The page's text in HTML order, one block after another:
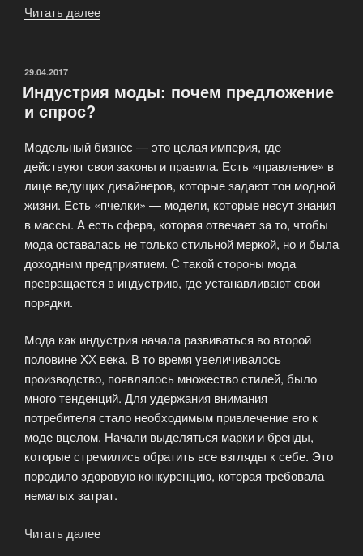
Читать далее
ОПУБЛИКОВАНО
29.04.2017
Индустрия моды: почем предложение
и спрос?
Модельный бизнес — это целая империя, где
действуют свои законы и правила. Есть «правление» в
лице ведущих дизайнеров, которые задают тон модной
жизни. Есть «пчелки» — модели, которые несут знания
в массы. А есть сфера, которая отвечает за то, чтобы
мода оставалась не только стильной меркой, но и была
доходным предприятием. С такой стороны мода
превращается в индустрию, где устанавливают свои
порядки.
Мода как индустрия начала развиваться во второй
половине ХХ века. В то время увеличивалось
производство, появлялось множество стилей, было
много тенденций. Для удержания внимания
потребителя стало необходимым привлечение его к
моде вцелом. Начали выделяться марки и бренды,
которые стремились обратить все взгляды к себе. Это
породило здоровую конкуренцию, которая требовала
немалых затрат.
Читать далее